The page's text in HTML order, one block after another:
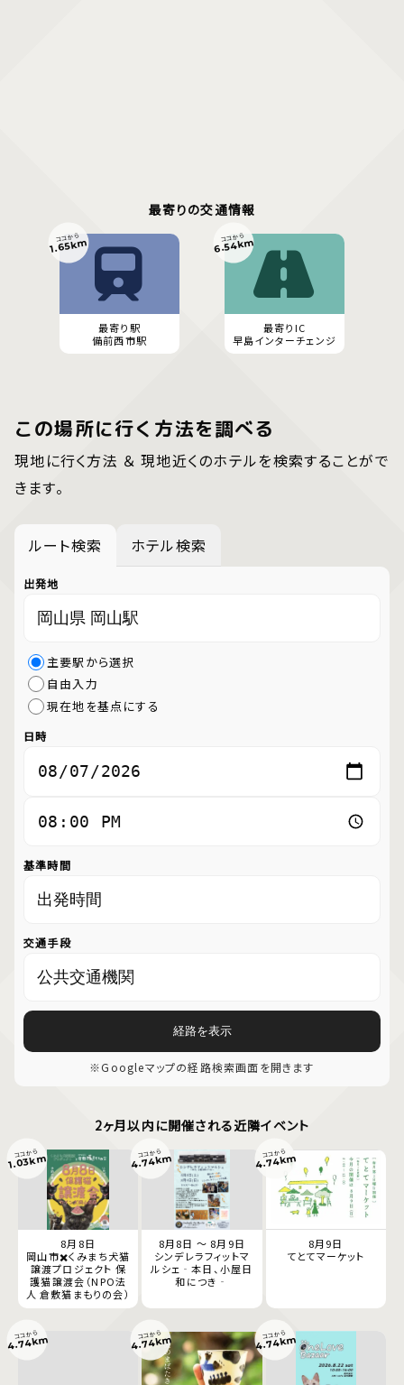
最寄りの交通情報
最寄り駅
備前西市駅
ココから
1.65km
最寄りIC
早島インターチェンジ
ココから
6.54km
この場所に行く方法を調べる
現地に行く方法 ＆ 現地近くのホテルを検索することがで
きます。
ルート検索 ホテル検索
出発地
主要駅から選択
自由入力
現在地を基点にする
日時
基準時間
交通手段
経路を表示
※Googleマップの経路検索画面を開きます
2ヶ月以内に開催される近隣イベント
8月8日
岡山市✖️くみまち犬猫
譲渡プロジェクト 保
護猫譲渡会（NPO法
人 倉敷猫まもりの会）
ココから
1.03km
8月8日 ～ 8月9日
シンデレラフィットマ
ルシェ‐本日、小屋日
和につき‐
ココから
4.74km
8月9日
てとてマーケット
ココから
4.74km
ココから
4.74km ココから
4.74km ココから
4.74km